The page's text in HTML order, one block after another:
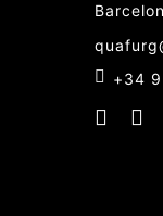
+34